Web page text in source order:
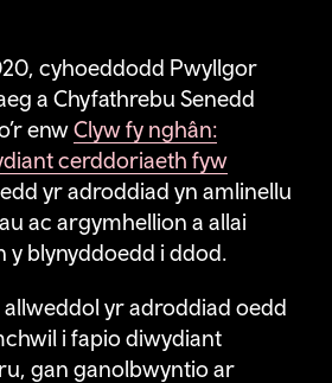
cyhoeddodd Pwyllgor
a Chyfathrebu Senedd
enwClyw fy nghân:
cerddoriaeth fyw
yr adroddiad yn amlinellu
ac argymhellion a allai
y blynyddoedd i ddod.
yr adroddiad oedd
i fapio diwydiant
gan ganolbwyntio ar